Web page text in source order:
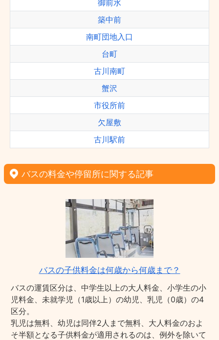
御前水
築中前
南町団地入口
台町
古川南町
蟹沢
市役所前
欠屋敷
古川駅前
バスの料金や停留所に関する記事
バスの子供料金は何歳から何歳まで？
バスの運賃区分は、中学生以上の大人料金、小学生の小
児料金、未就学児（1歳以上）の幼児、乳児（0歳）の4
区分。
乳児は無料、幼児は同伴2人まで無料、大人料金のおよ
そ半額となる子供料金が適用されるのは、例外を除いて